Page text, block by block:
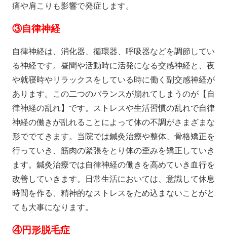
痛や肩こりも影響で発症します。
③自律神経
自律神経は、消化器、循環器、呼吸器などを調節してい
る神経です。昼間や活動時に活発になる交感神経と、夜
や就寝時やリラックスをしている時に働く副交感神経が
あります。この二つのバランスが崩れてしまうのが【自
律神経の乱れ】です。ストレスや生活習慣の乱れで自律
神経の働きが乱れることによって体の不調がさまざまな
形ででてきます。当院では鍼灸治療や整体、骨格矯正を
行っていき、筋肉の緊張をとり体の歪みを矯正していき
ます。鍼灸治療では自律神経の働きを高めていき血行を
改善していきます。日常生活においては、意識して休息
時間を作る、精神的なストレスをため込まないことがと
ても大事になります。
④円形脱毛症